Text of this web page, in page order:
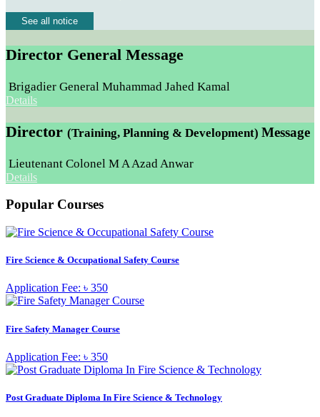
See all notice
Director General Message
Brigadier General Muhammad Jahed Kamal
Details
Director (Training, Planning & Development) Message
Lieutenant Colonel M A Azad Anwar
Details
Popular Courses
Fire Science & Occupational Safety Course
Application Fee: ৳ 350
Fire Safety Manager Course
Application Fee: ৳ 350
Post Graduate Diploma In Fire Science & Technology